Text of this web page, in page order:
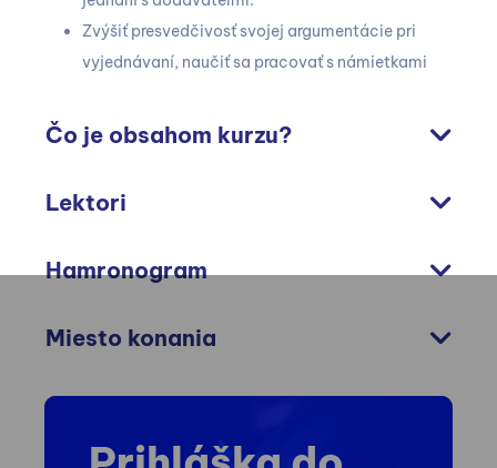
Zvýšiť presvedčivosť svojej argumentácie pri
vyjednávaní, naučiť sa pracovať s námietkami
Čo je obsahom kurzu?
Lektori
Hamronogram
Miesto konania